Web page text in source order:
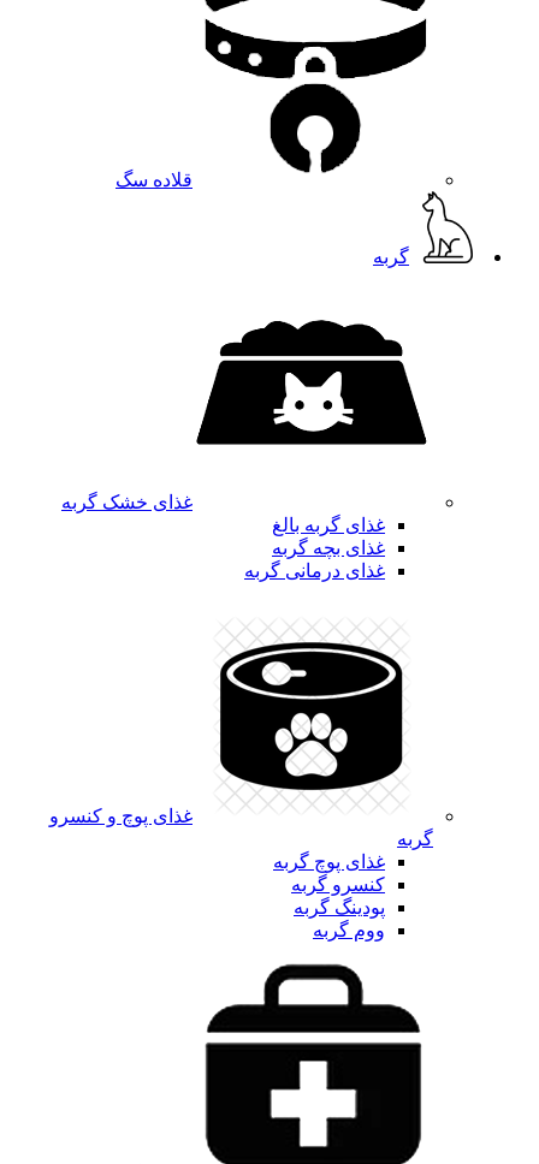
قلاده سگ
گربه
غذای خشک گربه
غذای گربه بالغ
غذای بچه گربه
غذای درمانی گربه
غذای پوچ و کنسرو
گربه
غذای پوچ گربه
کنسرو گربه
پودینگ گربه
ووم گربه